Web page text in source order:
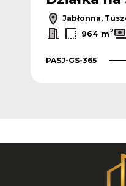
Jabłonna,
964 m2
PASJ-GS-365